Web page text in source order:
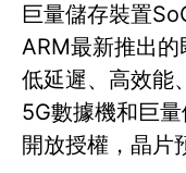
巨量儲存裝置
ARM最新推出
低延遲、高效能
5G數據機和巨
開放授權，晶片